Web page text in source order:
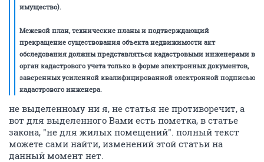
имущество).
Межевой план, технические планы и подтверждающий
прекращение существования объекта недвижимости акт
обследования должны представляться кадастровыми инженерами в
орган кадастрового учета только в форме электронных документов,
заверенных усиленной квалифицированной электронной подписью
кадастрового инженера.
не выделенному ни я, не статья не противоречит, а
вот для выделенного Вами есть пометка, в статье
закона, "не для жилых помещений". полный текст
можете сами найти, изменений этой статьи на
данный момент нет.